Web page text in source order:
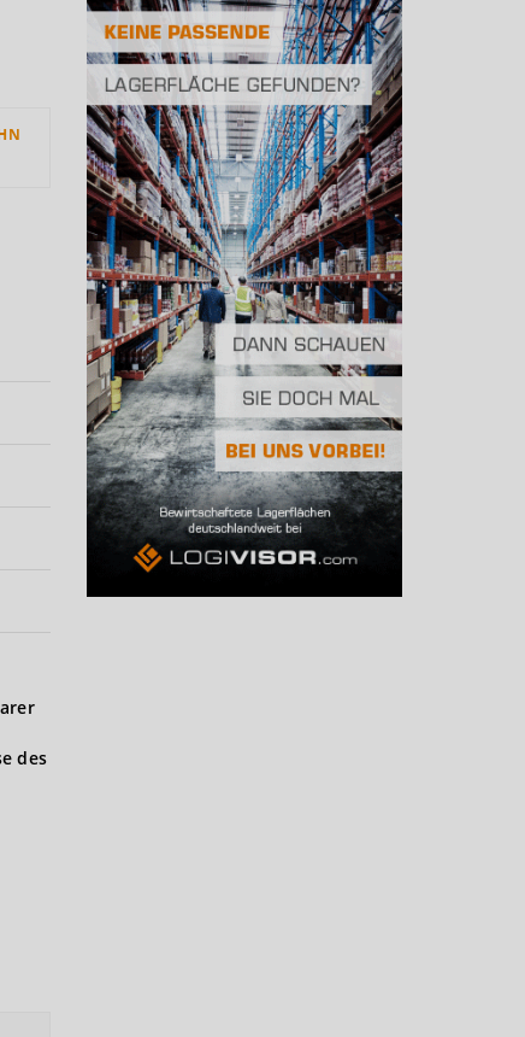
des